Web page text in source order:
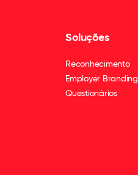
Soluções
Reconhecimento
Employer Branding
Questionários